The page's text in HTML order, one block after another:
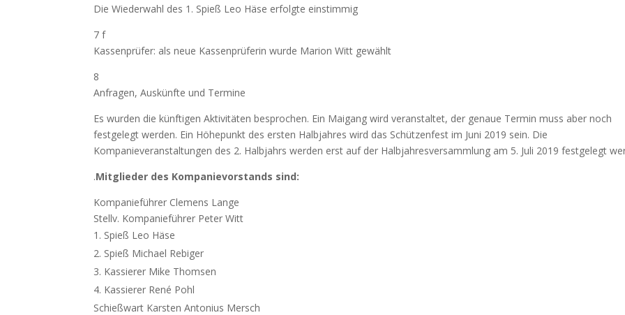
Die Wiederwahl des 1. Spieß Leo Häse erfolgte einstimmig
7 f
Kassenprüfer: als neue Kassenprüferin wurde Marion Witt gewählt
8
Anfragen, Auskünfte und Termine
Es wurden die künftigen Aktivitäten besprochen. Ein Maigang wird veranstaltet, der genaue Termin muss aber noch
festgelegt werden. Ein Höhepunkt des ersten Halbjahres wird das Schützenfest im Juni 2019 sein. Die
Kompanieveranstaltungen des 2. Halbjahrs werden erst auf der Halbjahresversammlung am 5. Juli 2019 festgelegt
.Mitglieder des Kompanievorstands sind:
Kompanieführer Clemens Lange
Stellv. Kompanieführer Peter Witt
Spieß Leo Häse
Spieß Michael Rebiger
Kassierer Mike Thomsen
Kassierer René Pohl
Schießwart Karsten Antonius Mersch